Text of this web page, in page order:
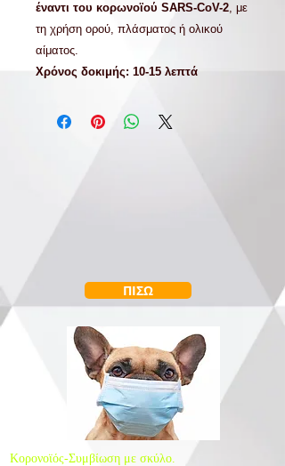
έναντι του κορωνοϊού SARS-CoV-2, με
τη χρήση ορού, πλάσματος ή ολικού
αίματος.
Χρόνος δοκιμής: 10-15 λεπτά
ΠΙΣΩ
Κορονοϊός-Συμβίωση με σκύλο.